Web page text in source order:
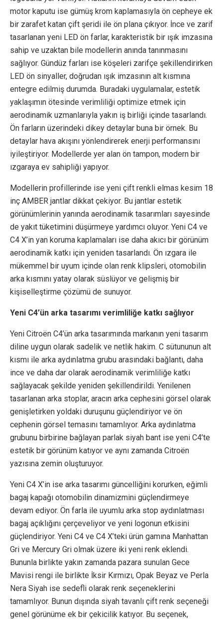
motor kaputu ise gümüş krom kaplamasıyla ön cepheye ek
bir zarafet katan çift şeridi ile ön plana çıkıyor. İnce ve zarif
tasarlanan yeni LED ön farlar, karakteristik bir ışık imzasına
sahip ve uzaktan bile modellerin anında tanınmasını
sağlıyor. Gündüz farları ise köşeleri zarifçe şekillendirirken
LED ön sinyaller, doğrudan ışık imzasının alt kısmına
entegre edilmiş durumda. Buradaki uygulamalar, estetik
yaklaşımın ötesinde verimliliği optimize etmek için
aerodinamik uzmanlarıyla yakın iş birliği içinde tasarlandı.
Ön farların üzerindeki dikey detaylar buna bir örnek. Bu
detaylar hava akışını yönlendirerek enerji performansını
iyileştiriyor. Modellerde yer alan ön tampon, modern bir
ızgaraya ev sahipliği yapıyor.
Modellerin profillerinde ise yeni çift renkli elmas kesim 18
inç AMBER jantlar dikkat çekiyor. Bu jantlar estetik
görünümlerinin yanında aerodinamik tasarımları sayesinde
de yakıt tüketimini düşürmeye yardımcı oluyor. Yeni C4 ve
C4 X’in yan koruma kaplamaları ise daha akıcı bir görünüm
aerodinamik katkı için yeniden tasarlandı. Ön ızgara ile
mükemmel bir uyum içinde olan renk klipsleri, otomobilin
arka kısmını yatay olarak süslüyor ve gelişmiş bir
kişiselleştirme çözümü de sunuyor.
Yeni C4’ün arka tasarımı verimliliğe katkı sağlıyor
Yeni Citroën C4’ün arka tasarımında markanın yeni tasarım
diline uygun olarak sadelik ve netlik hakim. C sütununun alt
kısmı ile arka aydınlatma grubu arasındaki bağlantı, daha
ince ve daha dar olarak aerodinamik verimliliğe katkı
sağlayacak şekilde yeniden şekillendirildi. Yenilenen
tasarlanan arka stoplar, aracın arka cephesini görsel olarak
genişletirken yoldaki duruşunu güçlendiriyor ve ön
cephenin görsel temasını tamamlıyor. Arka aydınlatma
grubunu birbirine bağlayan parlak siyah bant ise yeni C4’te
estetik bir görünüm katıyor ve aynı zamanda Citroën
yazısına zemin oluşturuyor.
Yeni C4 X’in ise arka tasarımı güncelliğini korurken, eğimli
bagaj kapağı otomobilin dinamizmini güçlendirmeye
devam ediyor. Ön farla ile uyumlu arka stop aydınlatması
bagaj açıklığını çerçeveliyor ve yeni logonun etkisini
güçlendiriyor. Yeni C4 ve C4 X’teki ürün gamına Manhattan
Gri ve Mercury Gri olmak üzere iki yeni renk eklendi.
Bununla birlikte yakın zamanda pazara sunulan Gece
Mavisi rengi ile birlikte İksir Kırmızı, Opak Beyaz ve Perla
Nera Siyah ise sedefli olarak renk seçeneklerini
tamamlıyor. Bunun dışında siyah tavanlı çift renk seçeneği
genel görünüme ek bir çekicilik katıyor. Bu seçenek,